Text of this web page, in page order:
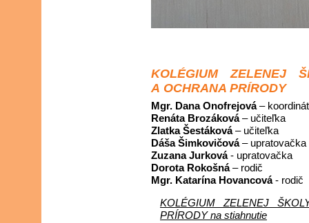
KOLÉGIUM ZELENEJ
A OCHRANA PRÍRODY
Mgr. Dana Onofrejová–
Renáta Brozáková– učiteľka
Zlatka Šestáková– učiteľka
Dáša Šimkovičová– upratovačka
Zuzana Jurková- upratovačka
Dorota Rokošná– rodič
Mgr. Katarína Hovancová- rodič
KOLÉGIUM ZELENEJ
PRÍRODY na stiahnutie